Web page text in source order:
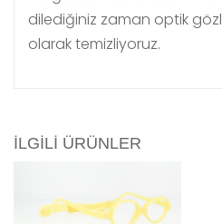
dilediğiniz zaman optik
olarak temizliyoruz.
İLGILI ÜRÜNLER